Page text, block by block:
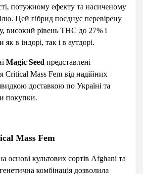
потужному ефекту та насиченому
Цей гібрид поєднує перевірену
високий рівень THC до 27% і
як в індорі, так і в аутдорі.
Magic Seed представлені
Critical Mass Fem від надійних
доставкою по Україні та
покупки.
Mass Fem
основі культових сортів Afghani та
комбінація дозволила